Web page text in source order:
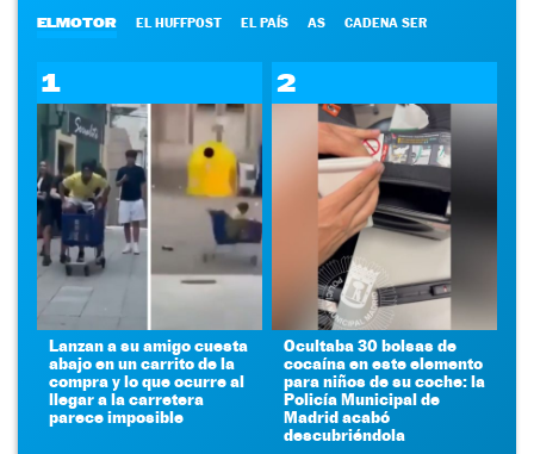
ELMOTOR EL HUFFPOST EL PAÍS AS CADENA SER
1
Lanzan a su amigo cuesta
abajo en un carrito de la
compra y lo que ocurre al
llegar a la carretera
parece imposible
2
Ocultaba 30 bolsas de
cocaína en este elemento
para niños de su coche: la
Policía Municipal de
Madrid acabó
descubriéndola